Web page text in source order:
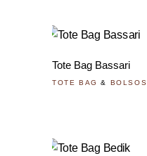
Tote Bag Bassari
TOTE BAG & BOLSOS